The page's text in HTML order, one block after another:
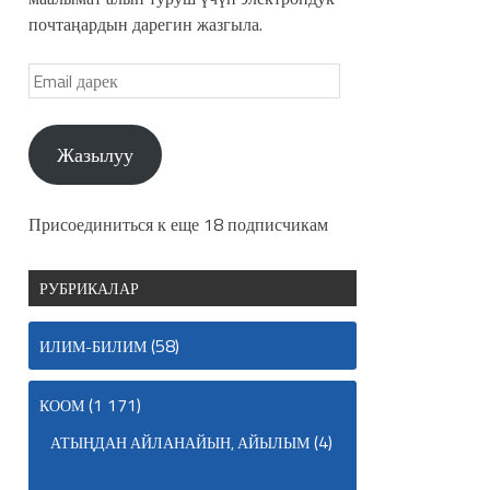
почтаңардын дарегин жазгыла.
Жазылуу
Присоединиться к еще 18 подписчикам
РУБРИКАЛАР
ИЛИМ-БИЛИМ(58)
КООМ(1 171)
АТЫҢДАН АЙЛАНАЙЫН, АЙЫЛЫМ(4)